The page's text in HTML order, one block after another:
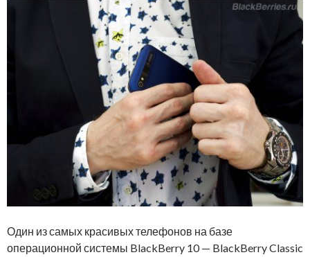
Один из самых красивых телефонов на базе
операционной системы BlackBerry 10 — BlackBerry Classic